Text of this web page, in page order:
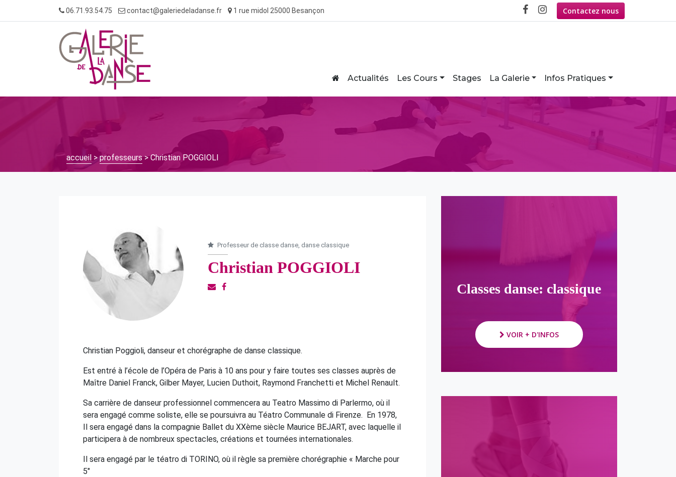
06.71.93.54.75 contact@galeriedeladanse.fr 1 rue midol 25000 Besançon Contactez nous
Home
Actualités Les Cours Stages La Galerie Infos Pratiques
accueil >professeurs> Christian POGGIOLI
Professeur de classe danse, danse classique
Christian POGGIOLI
Christian Poggioli, danseur et chorégraphe de danse classique.
Est entré à l’école de l’Opéra de Paris à 10 ans pour y faire toutes ses classes auprès de
Maître Daniel Franck, Gilber Mayer, Lucien Duthoit, Raymond Franchetti et Michel Renault.
Sa carrière de danseur professionnel commencera au Teatro Massimo di Parlermo, où il
sera engagé comme soliste, elle se poursuivra au Téatro Communale di Firenze. En 1978,
Il sera engagé dans la compagnie Ballet du XXème siècle Maurice BEJART, avec laquelle il
participera à de nombreux spectacles, créations et tournées internationales.
Il sera engagé par le téatro di TORINO, où il règle sa première chorégraphie « Marche pour
5″
Classes danse: classique
VOIR + D'INFOS